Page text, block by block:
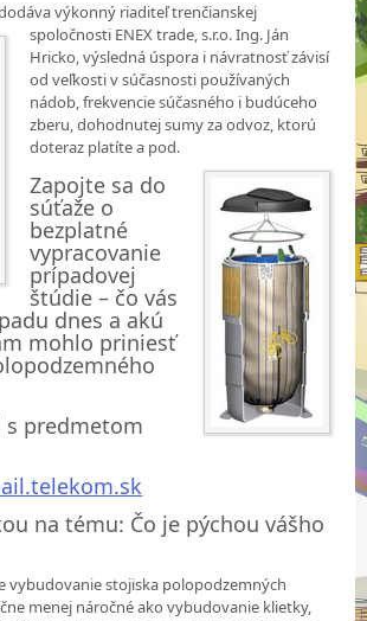
výkonný riaditeľ trenčianskej
spoločnosti ENEX trade, s.r.o. Ing. Ján
Hricko, výsledná úspora i návratnosť závisí
od veľkosti v súčasnosti používaných
nádob, frekvencie súčasného i budúceho
zberu, dohodnutej sumy za odvoz, ktorú
doteraz platíte a pod.
Zapojte sa do
súťaže o
bezplatné
vypracovanie
prípadovej
štúdie – čo vás
dnes a akú
mohlo priniesť
predmetom
na tému: Čo je pýchou vášho
vybudovanie stojiska polopodzemných
menej náročné ako vybudovanie klietky,